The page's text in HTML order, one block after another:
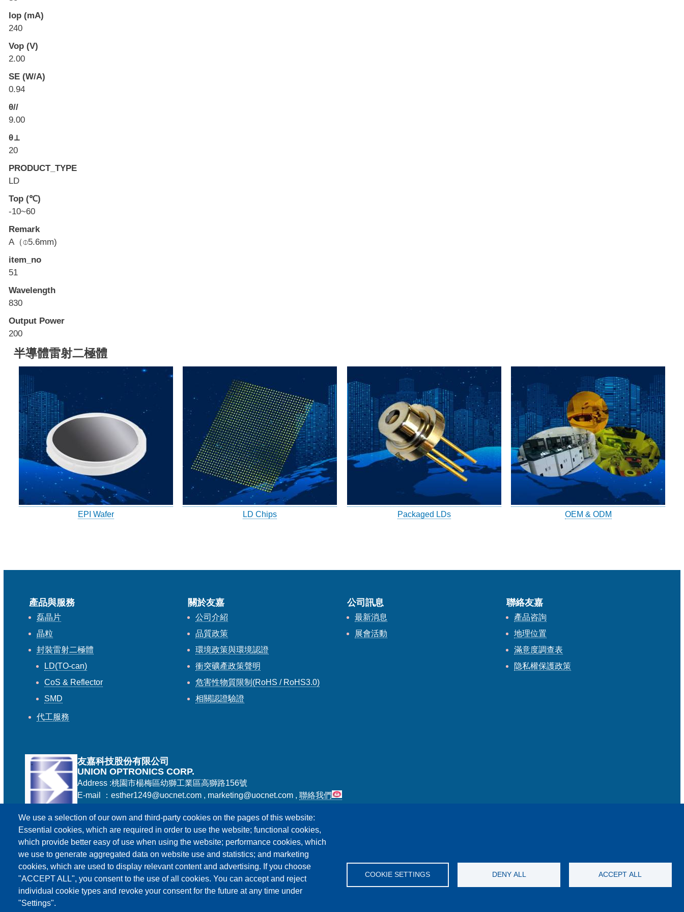
Iop (mA)
240
Vop (V)
2.00
SE (W/A)
0.94
θ//
9.00
θ⊥
20
PRODUCT_TYPE
LD
Top (℃)
-10~60
Remark
A（⌽5.6mm)
item_no
51
Wavelength
830
Output Power
200
半導體雷射二極體
EPI Wafer LD Chips Packaged LDs OEM & ODM
We use a selection of our own and third-party cookies on the pages of this website:
Essential cookies, which are required in order to use the website; functional cookies,
which provide better easy of use when using the website; performance cookies, which
we use to generate aggregated data on website use and statistics; and marketing
cookies, which are used to display relevant content and advertising. If you choose
"ACCEPT ALL", you consent to the use of all cookies. You can accept and reject
individual cookie types and revoke your consent for the future at any time under
"Settings".
COOKIE SETTINGS DENY ALL ACCEPT ALL
產品與服務
磊晶片
晶粒
封裝雷射二極體
LD(TO-can)
CoS & Reflector
SMD
代工服務
關於友嘉
公司介紹
品質政策
環境政策與環境認證
衝突礦產政策聲明
危害性物質限制(RoHS / RoHS3.0)
相關認證驗證
公司訊息
最新消息
展會活動
聯絡友嘉
產品咨詢
地理位置
滿意度調查表
隐私權保護政策
友嘉科技股份有限公司
UNION OPTRONICS CORP.
Address :桃園市楊梅區幼獅工業區高獅路156號
E-mail ：esther1249@uocnet.com , marketing@uocnet.com , 聯絡我們
Copyright© 友嘉科技股份有限公司 All rights reserved